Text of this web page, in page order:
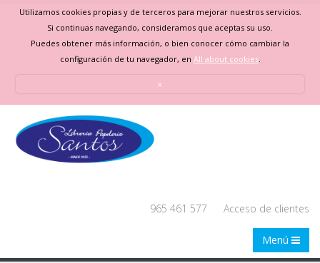
Utilizamos cookies propias y de terceros para mejorar nuestros servicios.
Si continuas navegando, consideramos que aceptas su uso.
Puedes obtener más información, o bien conocer cómo cambiar la
configuración de tu navegador, en All about cookies.
x
965 461 577 Acceso de clientes
Menú